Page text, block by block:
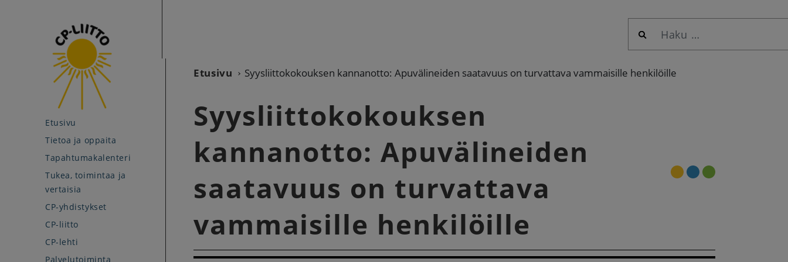
Etusivu
Tietoa ja oppaita
Tapahtumakalenteri
Tukea, toimintaa ja
vertaisia
CP-yhdistykset
CP-liitto
CP-lehti
Palvelutoiminta
Etusivu Syysliittokokouksen kannanotto: Apuvälineiden saatavuus on turvattava vammaisille henkilöille
Syysliittokokouksen
kannanotto: Apuvälineiden
saatavuus on turvattava
vammaisille henkilöille